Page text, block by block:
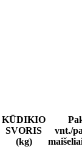
KŪDIKIO
SVORIS
(kg)
vnt./